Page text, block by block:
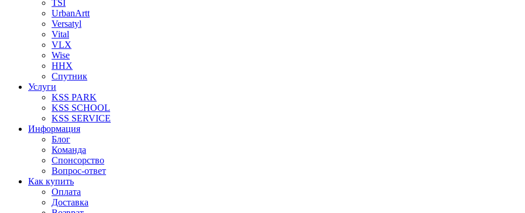
TSI
UrbanArtt
Versatyl
Vital
VLX
Wise
ННХ
Спутник
Услуги
KSS PARK
KSS SCHOOL
KSS SERVICE
Информация
Блог
Команда
Спонсорство
Вопрос-ответ
Как купить
Оплата
Доставка